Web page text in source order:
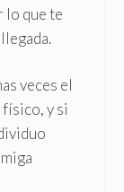
lo que te
veces el
y si